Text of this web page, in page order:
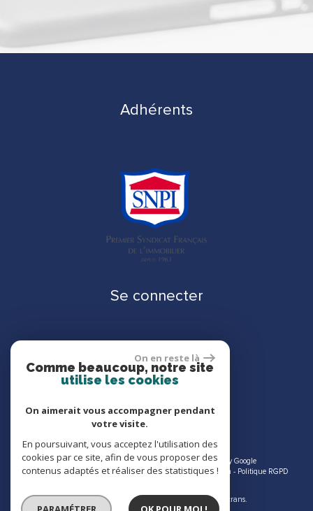
Adhérents
Se connecter
Espace propriétaire
© 2026 | Tous droits réservés | Traduction powered by Google
Plan du site -Mentions légales-Nos honoraires-Liens-Admin - Politique RGPD
un seul site adaptable à tous les types d'écrans.
On en reste là
Comme beaucoup, notre site
utilise les cookies
On aimerait vous accompagner pendant
votre visite.
En poursuivant, vous acceptez l'utilisation des
cookies par ce site, afin de vous proposer des
contenus adaptés et réaliser des statistiques !